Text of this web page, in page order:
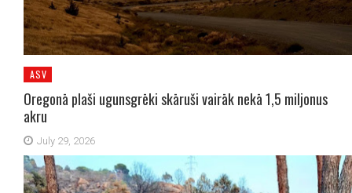
ASV
Oregonā plaši ugunsgrēki skāruši vairāk nekā 1,5 miljonus
akru
July 29, 2026